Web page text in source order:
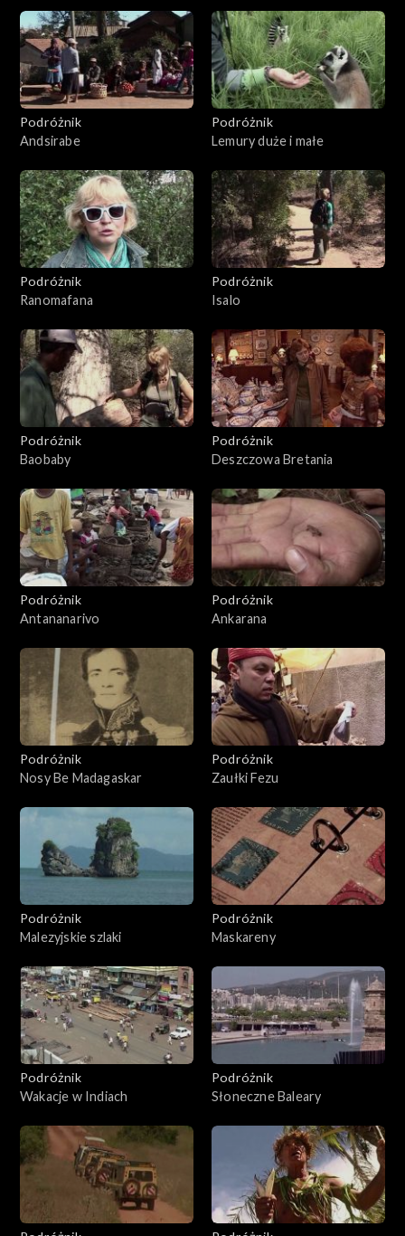
Podróżnik
Andsirabe
Podróżnik
Lemury duże i małe
Podróżnik
Ranomafana
Podróżnik
Isalo
Podróżnik
Baobaby
Podróżnik
Deszczowa Bretania
Podróżnik
Antananarivo
Podróżnik
Ankarana
Podróżnik
Nosy Be Madagaskar
Podróżnik
Zaułki Fezu
Podróżnik
Malezyjskie szlaki
Podróżnik
Maskareny
Podróżnik
Wakacje w Indiach
Podróżnik
Słoneczne Baleary